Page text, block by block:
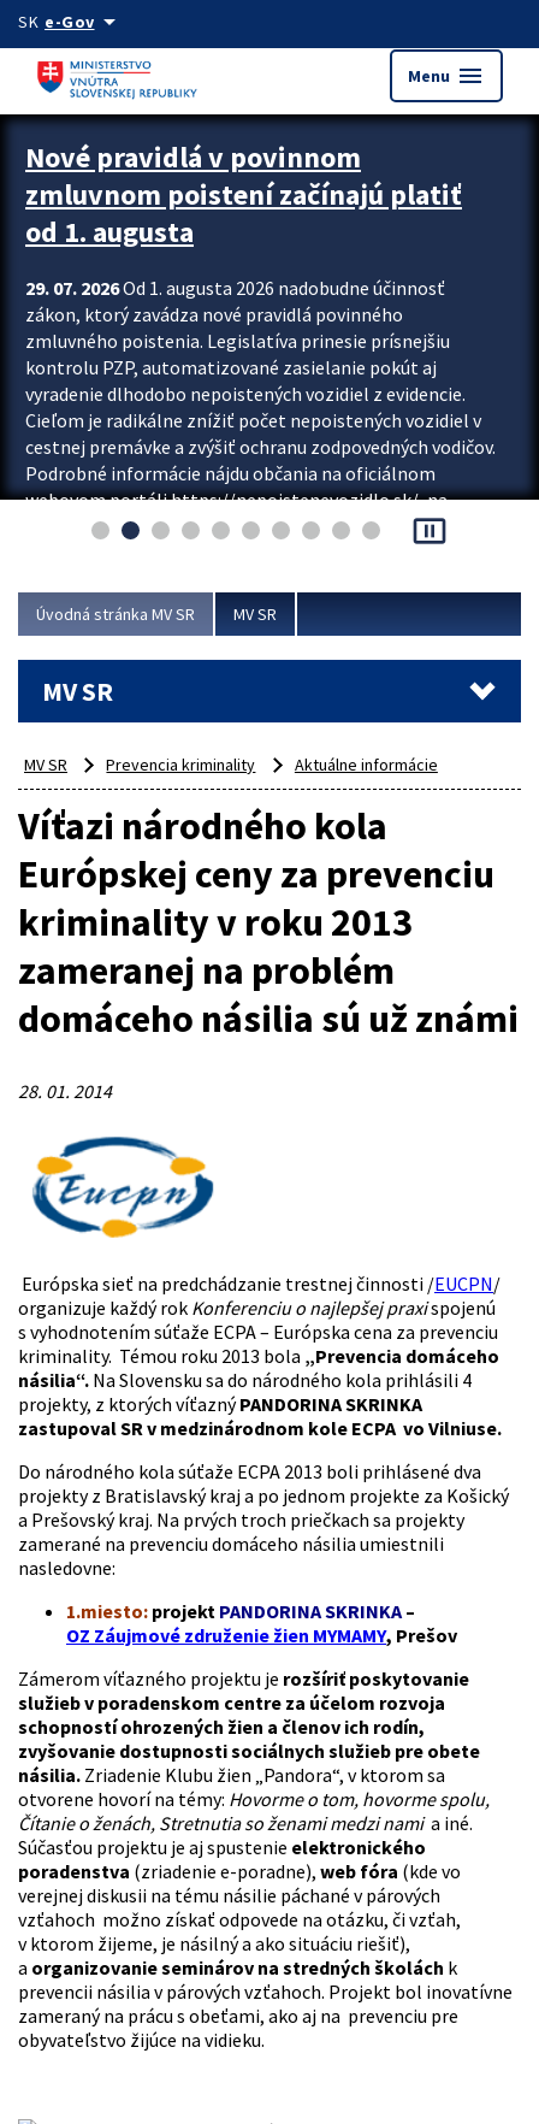
Preskocit na hlavný obsah
SK e-Govarrow_drop_down
Menu menu
Zastavit automatický posun upútavok
Nové pravidlá v povinnom
zmluvnom poistení začínajú platiť
od 1. augusta
29. 07. 2026Od 1. augusta 2026 nadobudne účinnosť
zákon, ktorý zavádza nové pravidlá povinného
zmluvného poistenia. Legislatíva prinesie prísnejšiu
kontrolu PZP, automatizované zasielanie pokút aj
vyradenie dlhodobo nepoistených vozidiel z evidencie.
Cieľom je radikálne znížiť počet nepoistených vozidiel v
cestnej premávke a zvýšiť ochranu zodpovedných vodičov.
Podrobné informácie nájdu občania na oficiálnom
webovom portáli https://nepoistenevozidlo.sk/, na
ktorom od augusta pribudne aj možnosť overiť si...
pause_presentation
Úvodná stránka MV SR MV SR
MV SR
MV SR Prevencia kriminality Aktuálne informácie
Víťazi národného kola
Európskej ceny za prevenciu
kriminality v roku 2013
zameranej na problém
domáceho násilia sú už známi
28. 01. 2014
Európska sieť na predchádzanie trestnej činnosti /EUCPN/
organizuje každý rok Konferenciu o najlepšej praxispojenú
s vyhodnotením súťaže ECPA – Európska cena za prevenciu
kriminality. Témou roku 2013 bola „Prevencia domáceho
násilia“. Na Slovensku sa do národného kola prihlásili 4
projekty, z ktorých víťazný PANDORINA SKRINKA
zastupoval SR v medzinárodnom kole ECPA vo Vilniuse.
Do národného kola súťaže ECPA 2013 boli prihlásené dva
projekty z Bratislavský kraj a po jednom projekte za Košický
a Prešovský kraj. Na prvých troch priečkach sa projekty
zamerané na prevenciu domáceho násilia umiestnili
nasledovne:
1.miesto: projekt PANDORINA SKRINKA–
OZ Záujmové združenie žien MYMAMY, Prešov
Zámerom víťazného projektu je rozšíriť poskytovanie
služieb v poradenskom centre za účelom rozvoja
schopností ohrozených žien a členov ich rodín,
zvyšovanie dostupnosti sociálnych služieb pre obete
násilia. Zriadenie Klubu žien „Pandora“, v ktorom sa
otvorene hovorí na témy: Hovorme o tom, hovorme spolu,
Čítanie o ženách, Stretnutia so ženami medzi nami a iné.
Súčasťou projektu je aj spustenie elektronického
poradenstva (zriadenie e-poradne), web fóra (kde vo
verejnej diskusii na tému násilie páchané v párových
vzťahoch možno získať odpovede na otázku, či vzťah,
v ktorom žijeme, je násilný a ako situáciu riešiť),
a organizovanie seminárov na stredných školách k
prevencii násilia v párových vzťahoch. Projekt bol inovatívne
zameraný na prácu s obeťami, ako aj na prevenciu pre
obyvateľstvo žijúce na vidieku.